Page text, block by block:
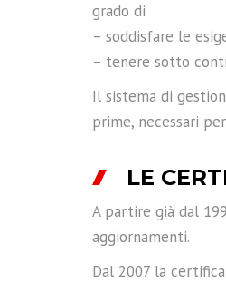
grado di
– soddisfare le
– tenere sotto
Il sistema di
prime, necessari
LE
A partire già dal
aggiornamenti.
Dal 2007 la